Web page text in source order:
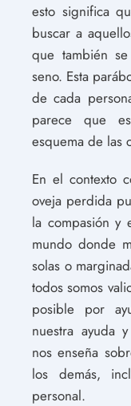
esto significa
buscar a
que también
seno. Esta
de cada
parece que
esquema de las
En el contexto
oveja perdida
la compasión y
mundo donde
solas o
todos somos
posible por
nuestra ayuda
nos enseña
los demás,
personal.